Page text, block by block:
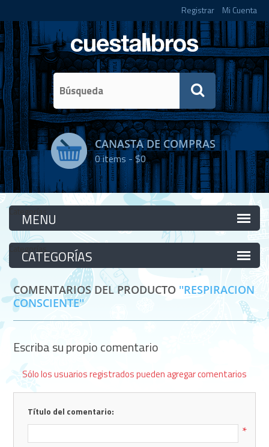
Registrar Mi Cuenta
CANASTA DE COMPRAS
0items -$0
Categorías
Categorías
COMENTARIOS DEL PRODUCTO
RESPIRACION
CONSCIENTE
Escriba su propio comentario
Sólo los usuarios registrados pueden agregar comentarios
Título del comentario:
*